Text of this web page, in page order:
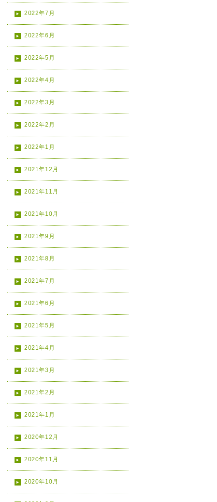
2022年7月
2022年6月
2022年5月
2022年4月
2022年3月
2022年2月
2022年1月
2021年12月
2021年11月
2021年10月
2021年9月
2021年8月
2021年7月
2021年6月
2021年5月
2021年4月
2021年3月
2021年2月
2021年1月
2020年12月
2020年11月
2020年10月